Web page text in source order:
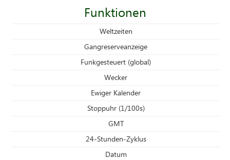
Funktionen
Weltzeiten
Gangreserveanzeige
Funkgesteuert (global)
Wecker
Ewiger Kalender
Stoppuhr (1/100s)
GMT
24-Stunden-Zyklus
Datum